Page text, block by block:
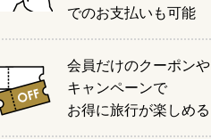
でのお支払いも可能
会員だけのクーポンや
キャンペーンで
お得に旅行が楽しめる